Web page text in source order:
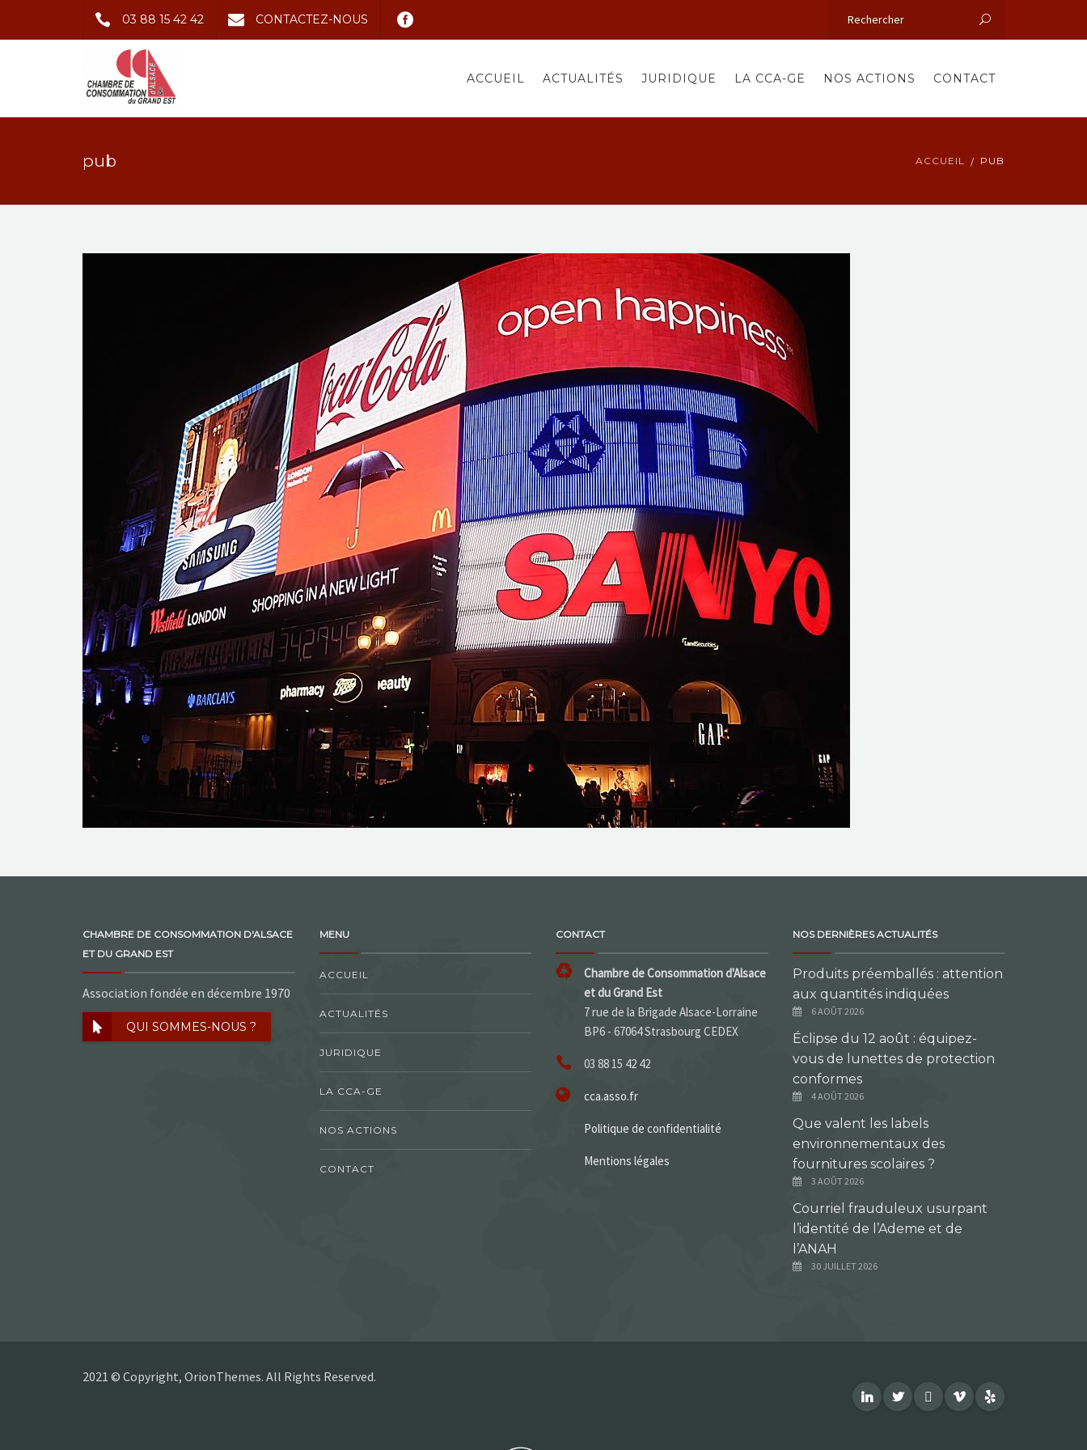
03 88 15 42 42 CONTACTEZ-NOUS
ACCUEIL ACTUALITÉS JURIDIQUE LA CCA-GE NOS ACTIONS CONTACT
pub ACCUEIL PUB
CHAMBRE DE CONSOMMATION D'ALSACE
ET DU GRAND EST
Association fondée en décembre 1970
QUI SOMMES-NOUS ?
MENU
ACCUEIL
ACTUALITÉS
JURIDIQUE
LA CCA-GE
NOS ACTIONS
CONTACT
CONTACT
Chambre de Consommation d'Alsace
et du Grand Est
7 rue de la Brigade Alsace-Lorraine
BP6 - 67064 Strasbourg CEDEX
03 88 15 42 42
cca.asso.fr
Politique de confidentialité
Mentions légales
NOS DERNIÈRES ACTUALITÉS
Produits préemballés : attention
aux quantités indiquées
6 AOÛT 2026
Éclipse du 12 août : équipez-
vous de lunettes de protection
conformes
4 AOÛT 2026
Que valent les labels
environnementaux des
fournitures scolaires ?
3 AOÛT 2026
Courriel frauduleux usurpant
l’identité de l’Ademe et de
l’ANAH
30 JUILLET 2026
2021 © Copyright, OrionThemes. All Rights Reserved.